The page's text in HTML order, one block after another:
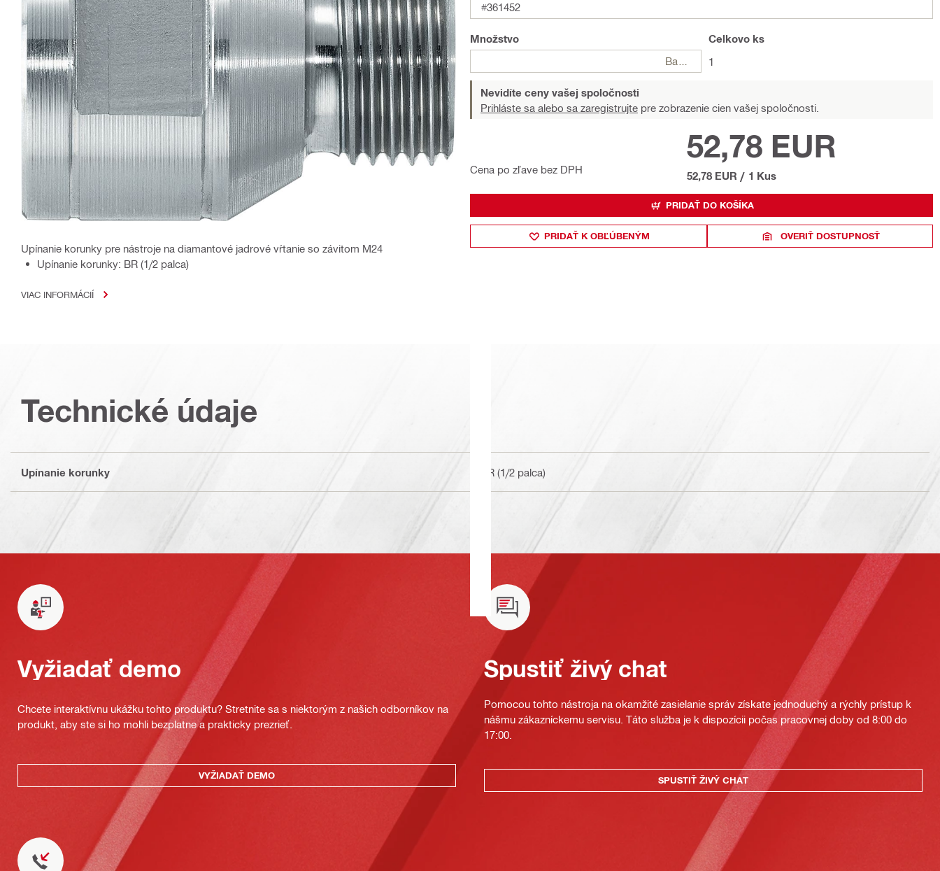
Upínanie korunky pre nástroje na diamantové jadrové vŕtanie so závitom M24
Upínanie korunky: BR (1/2 palca)
VIAC INFORMÁCIÍ
#361452
Množstvo
Celkovo ks
1
Nevidíte ceny vašej spoločnosti
Prihláste sa alebo sa zaregistrujte pre zobrazenie cien vašej spoločnosti.
Cena po zľave bez DPH
52,78 EUR
52,78 EUR / 1 Kus
PRIDAŤ DO KOŠÍKA
PRIDAŤ K OBĽÚBENÝM OVERIŤ DOSTUPNOSŤ
Technické údaje
Upínanie korunky BR (1/2 palca)
Vyžiadať demo
Chcete interaktívnu ukážku tohto produktu? Stretnite sa s niektorým z našich odborníkov na
produkt, aby ste si ho mohli bezplatne a prakticky prezrieť.
VYŽIADAŤ DEMO
Spustiť živý chat
Pomocou tohto nástroja na okamžité zasielanie správ získate jednoduchý a rýchly prístup k
nášmu zákazníckemu servisu. Táto služba je k dispozícii počas pracovnej doby od 8:00 do
17:00.
SPUSTIŤ ŽIVÝ CHAT